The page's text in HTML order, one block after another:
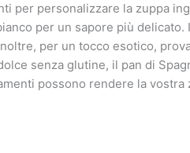
per personalizzare la zuppa
per un sapore più
per un tocco esotico,
senza glutine, il pan di
possono rendere la